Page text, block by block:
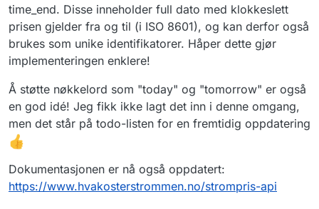
time_end. Disse inneholder full dato med klokkeslett
prisen gjelder fra og til (i ISO 8601), og kan derfor også
brukes som unike identifikatorer. Håper dette gjør
implementeringen enklere!
Å støtte nøkkelord som "today" og "tomorrow" er også
en god idé! Jeg fikk ikke lagt det inn i denne omgang,
men det står på todo-listen for en fremtidig oppdatering
Dokumentasjonen er nå også oppdatert:
https://www.hvakosterstrommen.no/strompris-api